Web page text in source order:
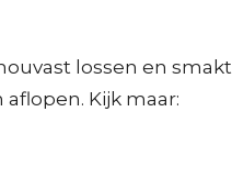
lossen en
Kijk maar: